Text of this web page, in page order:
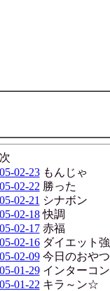
02-23もんじゃ
02-22 勝った
02-21 シナボン
02-18快調
02-17赤福
02-16ダイエット
02-09今日のおやつ
01-29インターコ
01-22 キラ～ン☆